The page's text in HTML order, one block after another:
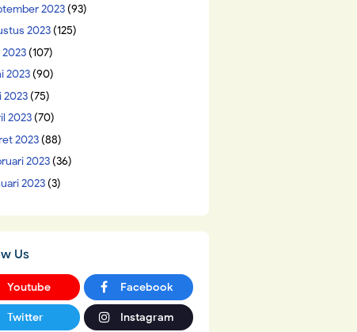
2023(93)
2023(125)
(107)
2023(90)
2023(75)
2023(70)
2023(88)
2023(36)
2023(3)
Us
Youtube Facebook
Twitter Instagram